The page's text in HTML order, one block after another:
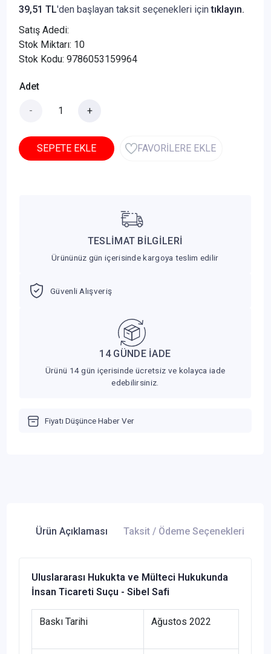
39,51 TL'den başlayan taksit seçenekleri içintıklayın.
Satış Adedi:
Stok Miktarı: 10
Stok Kodu: 9786053159964
Adet
- +
SEPETE EKLE FAVORİLERE EKLE
TESLİMAT BİLGİLERİ
Ürününüz gün içerisinde kargoya teslim edilir
Güvenli Alışveriş
14 GÜNDE İADE
Ürünü 14 gün içerisinde ücretsiz ve kolayca iade
edebilirsiniz.
Fiyatı Düşünce Haber Ver
Ürün Açıklaması Taksit / Ödeme Seçenekleri
Uluslararası Hukukta ve Mülteci Hukukunda
İnsan Ticareti Suçu - Sibel Safi
Baskı Tarihi Ağustos 2022